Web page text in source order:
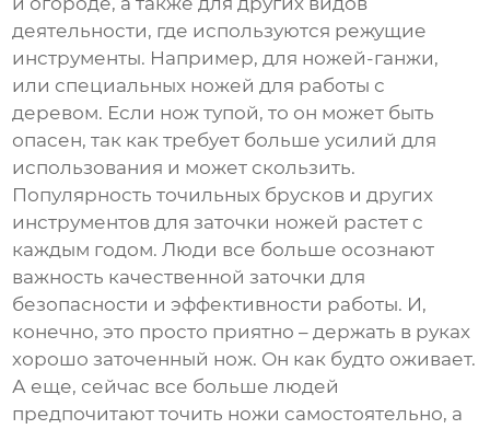
деятельности, где используются режущие
инструменты. Например, для ножей-ганжи,
или специальных ножей для работы с
деревом. Если нож тупой, то он может быть
опасен, так как требует больше усилий для
использования и может скользить.
Популярностьточильных брусков и других
инструментов для заточки ножей растет с
каждым годом. Люди все больше осознают
важность качественной заточки для
безопасности и эффективности работы. И,
конечно, это просто приятно – держать в руках
хорошо заточенный нож. Он как будто оживает.
А еще, сейчас все больше людей
предпочитают точить ножи самостоятельно, а